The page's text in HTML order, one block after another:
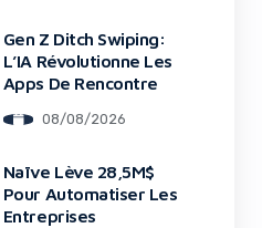
Gen Z Ditch Swiping:
L’IA Révolutionne Les
Apps De Rencontre
08/08/2026
Naïve Lève 28,5M$
Pour Automatiser Les
Entreprises